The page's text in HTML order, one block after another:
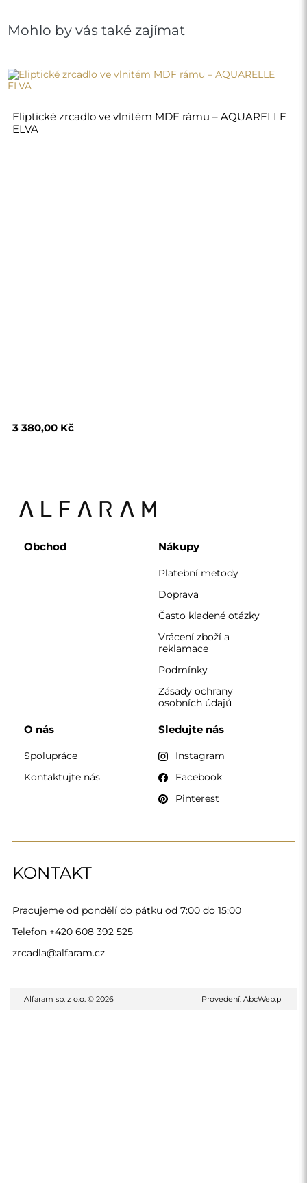
Mohlo by vás také zajímat
Eliptické zrcadlo ve vlnitém MDF rámu – AQUARELLE
ELVA
3 380,00 Kč
KONTAKT
Pracujeme od pondělí do pátku od 7:00 do 15:00
Telefon +420 608 392 525
zrcadla@alfaram.cz
Obchod Nákupy
Platební metody
Doprava
Často kladené otázky
Vrácení zboží a
reklamace
Podmínky
Zásady ochrany
osobních údajů
O nás
Spolupráce
Kontaktujte nás
Sledujte nás
Instagram
Facebook
Pinterest
Alfaram sp. z o.o. © 2026 Provedení: AbcWeb.pl